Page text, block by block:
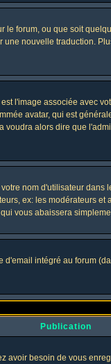
forum, ou que soit
nouvelle traduction.
l'image associée
avatar, qui est
alors dire que
nom d'utilisateur
ex: les modérateurs
vous abaissera
intégré au forum
Publication
besoin de vous